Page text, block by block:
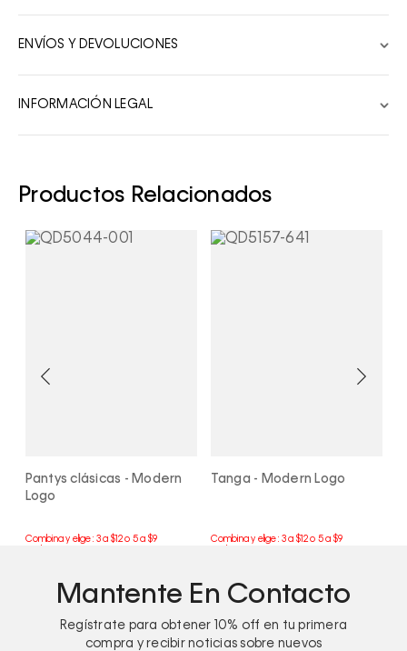
ENVÍOS Y DEVOLUCIONES
INFORMACIÓN LEGAL
Productos Relacionados
Pantys clásicas - Modern
Logo
Tanga - Modern Logo
Mantente En Contacto
Regístrate para obtener 10% off en tu primera
compra y recibir noticias sobre nuevos